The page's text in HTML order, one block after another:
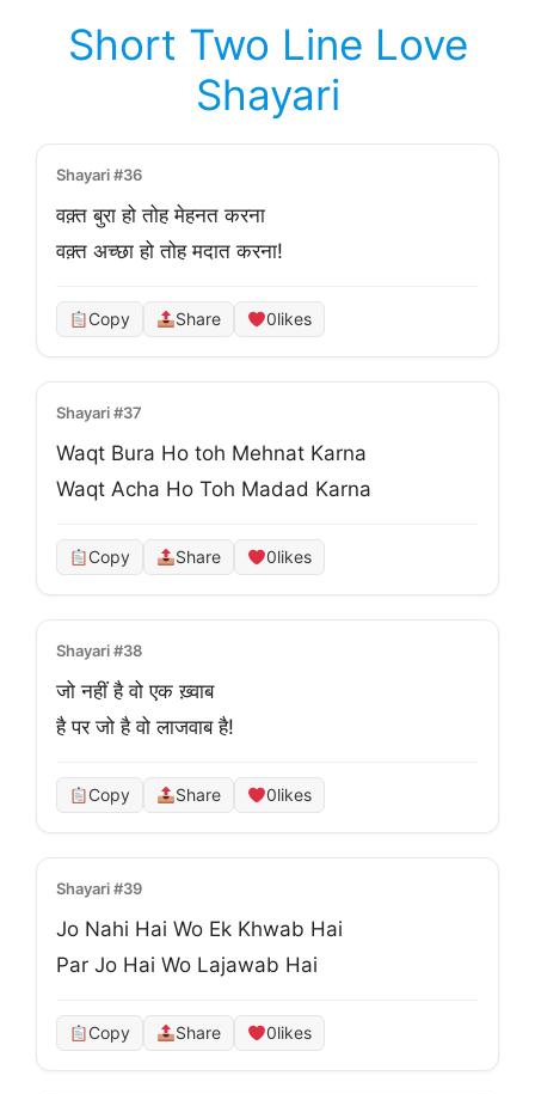
Short Two Line Love
Shayari
Shayari #36
वक़्त बुरा हो तोह मेहनत करना
वक़्त अच्छा हो तोह मदात करना!
Copy Share 0likes
Shayari #37
Waqt Bura Ho toh Mehnat Karna
Waqt Acha Ho Toh Madad Karna
Copy Share 0likes
Shayari #38
जो नहीं है वो एक ख़्वाब
है पर जो है वो लाजवाब है!
Copy Share 0likes
Shayari #39
Jo Nahi Hai Wo Ek Khwab Hai
Par Jo Hai Wo Lajawab Hai
Copy Share 0likes